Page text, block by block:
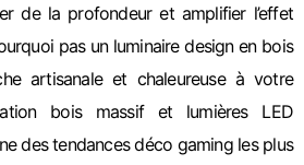
de la profondeur et amplifier l’effet
pas un luminaire design en bois
artisanale et chaleureuse à votre
bois massif et lumières LED
des tendances déco gaming les plus